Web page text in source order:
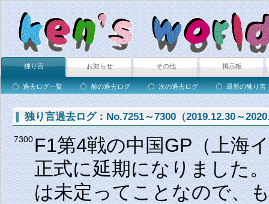
独り言 お知らせ その他 掲示板
過去ログ一覧 前の過去ログ 次の過去ログ 最新の独り言
独り言過去ログ：No.7251～7300（2019.12.30～
7300F1第4戦の中国GP（上海
正式に延期になりました
は未定ってことなので、